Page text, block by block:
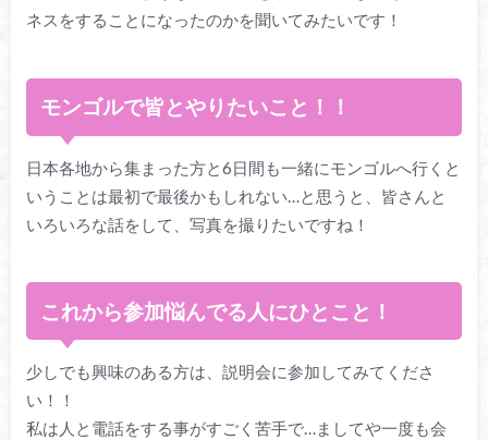
ネスをすることになったのかを聞いてみたいです！
モンゴルで皆とやりたいこと！！
日本各地から集まった方と6日間も一緒にモンゴルへ行くと
いうことは最初で最後かもしれない…と思うと、皆さんと
いろいろな話をして、写真を撮りたいですね！
これから参加悩んでる人にひとこと！
少しでも興味のある方は、説明会に参加してみてくださ
い！！
私は人と電話をする事がすごく苦手で…ましてや一度も会